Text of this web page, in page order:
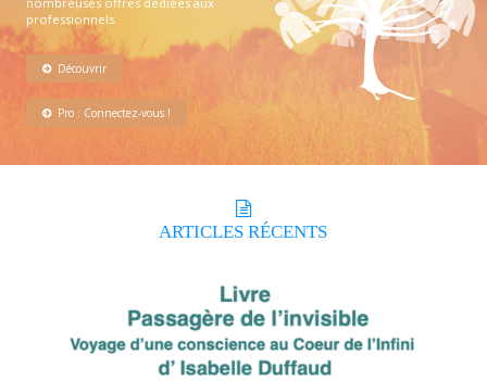
professionnels.
Découvrir
Pro : Connectez-vous !
ARTICLES RÉCENTS